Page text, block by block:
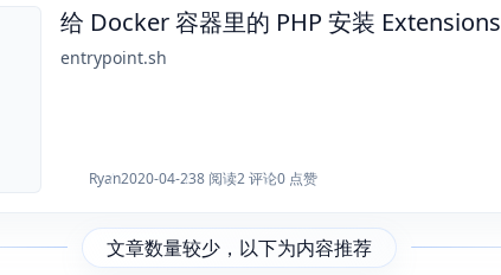
2020-04-23
给 Docker 容器里的 PHP 安装 Extensions
entrypoint.sh
Ryan2020-04-238 阅读2 评论0 点赞
文章数量较少，以下为内容推荐